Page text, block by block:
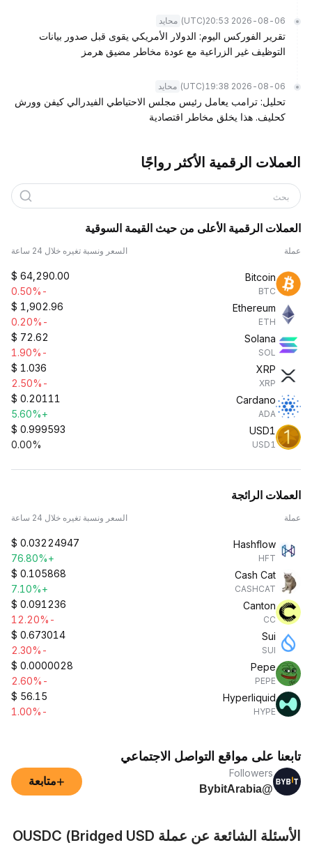
2026-08-06 20:53
(UTC) محايد
تقرير الفوركس اليوم: الدولار الأمريكي يقوى قبل صدور بيانات
التوظيف غير الزراعية مع عودة مخاطر مضيق هرمز
2026-08-06 19:38
(UTC) محايد
تحليل: ترامب يعامل رئيس مجلس الاحتياطي الفيدرالي كيفن وورش
كحليف. هذا يخلق مخاطر اقتصادية
العملات الرقمية الأكثر رواجًا
بحث
العملات الرقمية الأعلى من حيث القيمة السوقية
عملة السعر ونسبة تغيره خلال 24 ساعة
Bitcoin
BTC
$ 64,290.00
-0.50%
Ethereum
ETH
$ 1,902.96
-0.20%
Solana
SOL
$ 72.62
-1.90%
XRP
XRP
$ 1.036
-2.50%
Cardano
ADA
$ 0.20111
+5.60%
USD1
USD1
$ 0.999593
0.00%
العملات الرائجة
عملة السعر ونسبة تغيره خلال 24 ساعة
Hashflow
HFT
$ 0.03224947
+76.80%
Cash Cat
CASHCAT
$ 0.105868
+7.10%
Canton
CC
$ 0.091236
-12.20%
Sui
SUI
$ 0.673014
-2.30%
Pepe
PEPE
$ 0.0000028
-2.60%
Hyperliquid
HYPE
$ 56.15
-1.00%
تابعنا على مواقع التواصل الاجتماعي
Followers
@BybitArabia
+متابعة
الأسئلة الشائعة عن عملة OUSDC (Bridged USD